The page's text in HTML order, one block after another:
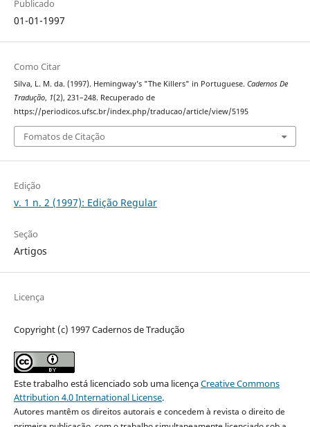
Publicado
01-01-1997
Como Citar
Silva, L. M. da. (1997). Hemingway’s "The Killers" in Portuguese. Cadernos De
Tradução, 1(2), 231–248. Recuperado de
https://periodicos.ufsc.br/index.php/traducao/article/view/5195
Fomatos de Citação
Edição
v. 1 n. 2 (1997): Edição Regular
Seção
Artigos
Licença
Copyright (c) 1997 Cadernos de Tradução
Este trabalho está licenciado sob uma licençaCreative Commons
Attribution 4.0 International License.
Autores mantêm os direitos autorais e concedem à revista o direito de